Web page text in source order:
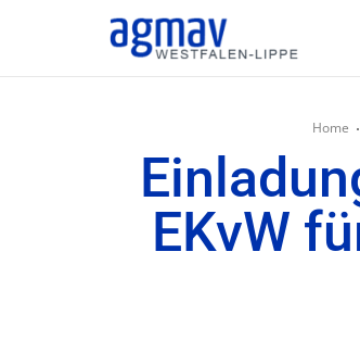
Home
EKvW